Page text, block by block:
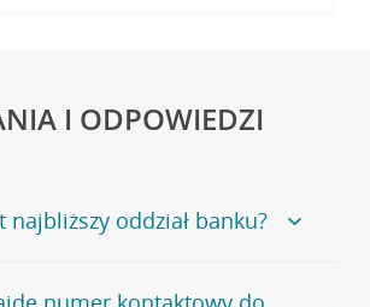
I ODPOWIEDZI
najbliższy oddział banku?
naszego banku, zapraszamy na